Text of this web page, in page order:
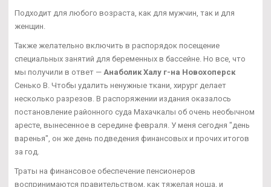
Подходит для любого возраста, как для мужчин, так и для
женщин.
Также желательно включить в распорядок посещение
специальных занятий для беременных в бассейне. Но все, что
мы получили в ответ — Анаболик Халу г-на Новохоперск
Сенько В. Чтобы удалить ненужные ткани, хирург делает
несколько разрезов. В распоряжении издания оказалось
постановление районного суда Махачкалы об очень необычном
аресте, вынесенное в середине февраля. У меня сегодня "день
варенья", он же день подведения финансовых и прочих итогов
за год.
Траты на финансовое обеспечение пенсионеров
воспринимаются правительством, как тяжелая ноша, и